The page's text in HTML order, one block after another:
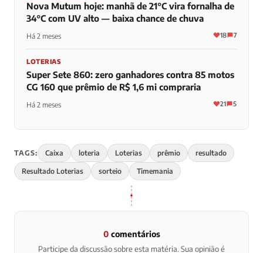
Nova Mutum hoje: manhã de 21°C vira fornalha de
34°C com UV alto — baixa chance de chuva
Há 2 meses 18 7
LOTERIAS
Super Sete 860: zero ganhadores contra 85 motos
CG 160 que prêmio de R$ 1,6 mi compraria
Há 2 meses 21 5
TAGS: Caixa loteria Loterias prêmio resultado
Resultado Loterias sorteio Timemania
0comentários
Participe da discussão sobre esta matéria. Sua opinião é